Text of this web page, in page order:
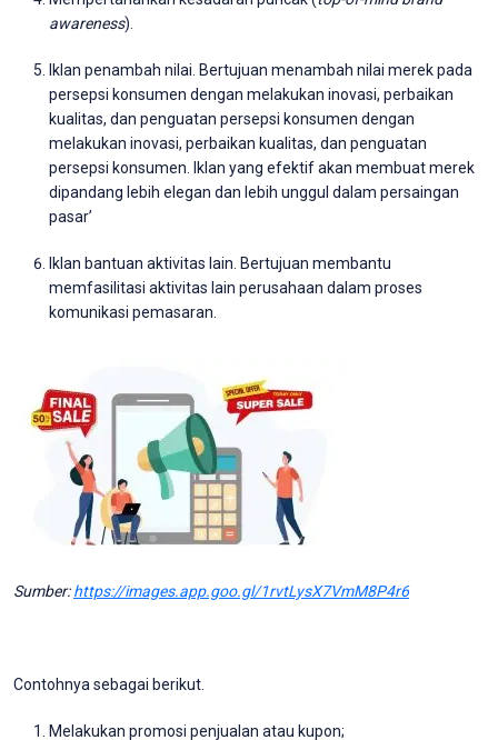
awareness).
Iklan penambah nilai. Bertujuan menambah nilai merek pada
persepsi konsumen dengan melakukan inovasi, perbaikan
kualitas, dan penguatan persepsi konsumen dengan
melakukan inovasi, perbaikan kualitas, dan penguatan
persepsi konsumen. Iklan yang efektif akan membuat merek
dipandang lebih elegan dan lebih unggul dalam persaingan
pasar’
Iklan bantuan aktivitas lain. Bertujuan membantu
memfasilitasi aktivitas lain perusahaan dalam proses
komunikasi pemasaran.
Sumber:https://images.app.goo.gl/1rvtLysX7VmM8P4r6
Contohnya sebagai berikut.
Melakukan promosi penjualan atau kupon;